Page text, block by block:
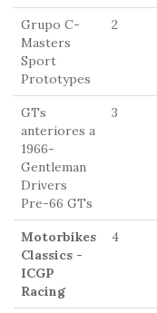
Grupo C-
Masters
Sport
Prototypes
2
GTs
anteriores a
1966-
Gentleman
Drivers
Pre-66 GTs
3
Motorbikes
Classics -
ICGP
Racing
4